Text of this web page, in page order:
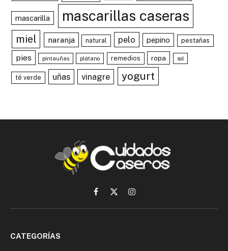
mascarilla mascarillas caseras
miel naranja natural pelo pepino pestañas
pies pintauñas plátano remedios ropa sol
té verde uñas vinagre yogurt
Facebook
X
(Twitter)
Instagram
CATEGORÍAS